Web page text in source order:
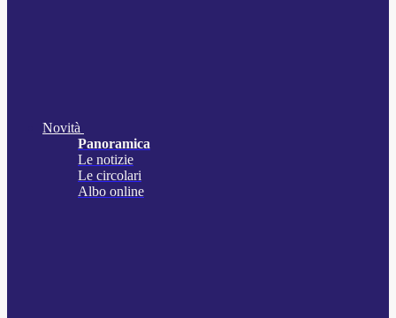
Novità
Panoramica
Le notizie
Le circolari
Albo online